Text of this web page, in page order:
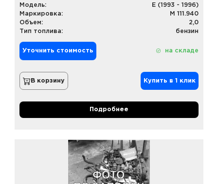
Модель:
E (1993 - 1996)
Маркировка:
M 111.940
Объем:
2,0
Тип топлива:
бензин
Уточнить стоимость на складе
В корзину Купить в 1 клик
Подробнее